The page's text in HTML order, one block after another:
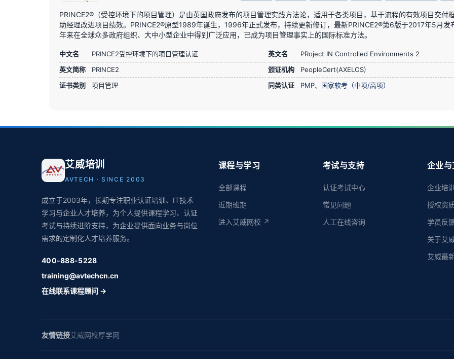
PRINCE2®（受控环境下的项目管理）是由英国政府发布的项目管理实践方法论，适用于各类项目，基于流程的有效项目交付
助经理改进项目绩效。PRINCE2®原型1989年诞生，1996年正式发布，持续更新修订，最新PRINCE2®第6版于2017年5月发
年来在全球众多政府组织、大中小型企业中得到广泛应用，已成为项目管理事实上的国际标准方法。
中文名 PRINCE2受控环境下的项目管理认证 英文名
PRoject IN Controlled Environments 2
英文简称
PRINCE2 颁证机构
PeopleCert(AXELOS)
证书类别
项目管理 同类认证 PMP、 国家软考（中项/高项）
艾威培训
AVTECH · SINCE 2003
成立于2003年，长期专注职业认证培训、IT技术
学习与企业人才培养，为个人提供课程学习、认证
考试与持续进阶支持，为企业提供面向业务与岗位
需求的定制化人才培养服务。
400-888-5228
training@avtechcn.cn
在线联系课程顾问 →
课程与学习
全部课程
近期班期
进入艾威网校 ↗
考试与支持
认证考试中心
常见问题
人工在线咨询
企业
企业培
授权资
学员反
关于艾
艾威最
友情链接艾威网校厚学网